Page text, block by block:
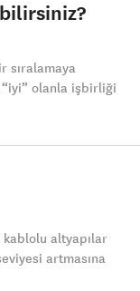
sıralamaya
“iyi” olanla işbirliği
altyapılar
artmasına